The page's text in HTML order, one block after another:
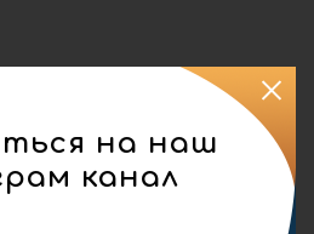
на наш
канал